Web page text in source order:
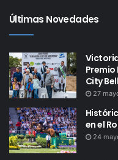
Últimas Novedades
Premio
City Bell
27
en el
24